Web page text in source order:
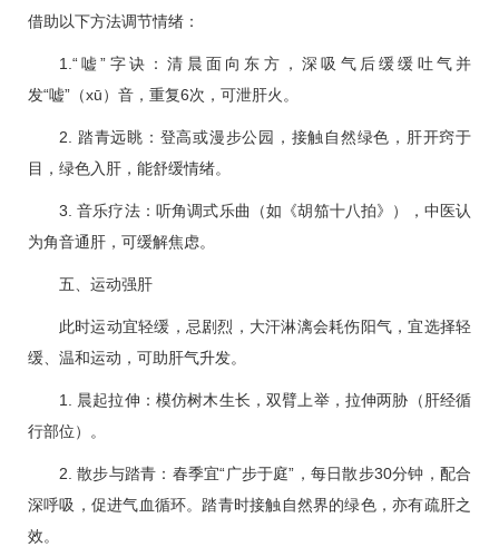
借助以下方法调节情绪：
1.“嘘”字诀：清晨面向东方，深吸气后缓缓吐气并
发“嘘”（xū）音，重复6次，可泄肝火。
2. 踏青远眺：登高或漫步公园，接触自然绿色，肝开窍于
目，绿色入肝，能舒缓情绪。
3. 音乐疗法：听角调式乐曲（如《胡笳十八拍》），中医认
为角音通肝，可缓解焦虑。
五、运动强肝
此时运动宜轻缓，忌剧烈，大汗淋漓会耗伤阳气，宜选择轻
缓、温和运动，可助肝气升发。
1. 晨起拉伸：模仿树木生长，双臂上举，拉伸两胁（肝经循
行部位）。
2. 散步与踏青：春季宜“广步于庭”，每日散步30分钟，配合
深呼吸，促进气血循环。踏青时接触自然界的绿色，亦有疏肝之
效。